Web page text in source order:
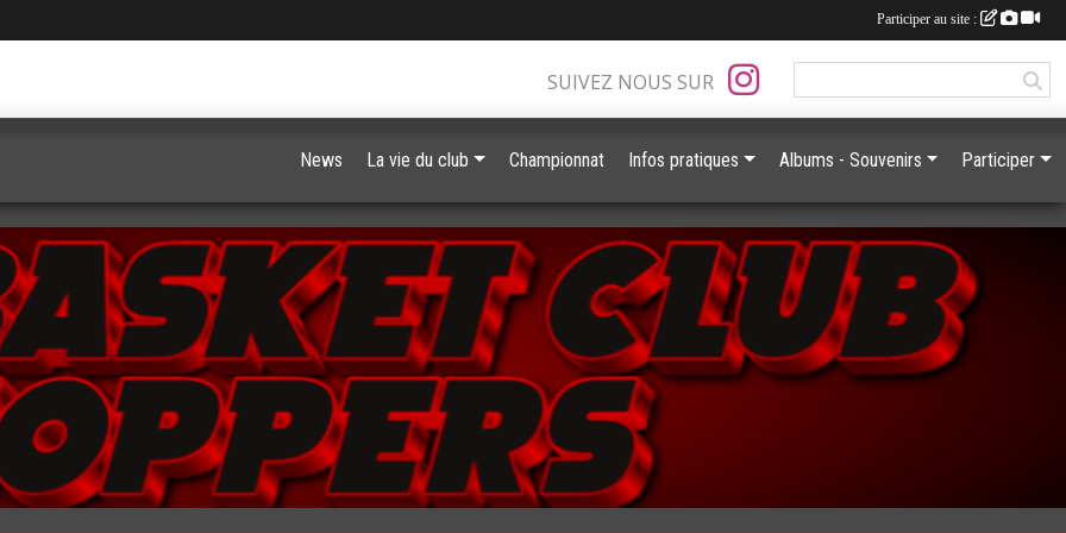
SUIVEZ NOUS SUR
News La vie du club Championnat Infos pratiques Albums - Souvenirs Participer
Participer au site :